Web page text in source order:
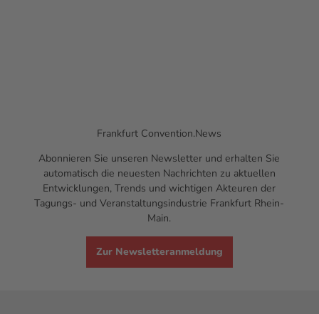
Frankfurt Convention.News
Abonnieren Sie unseren Newsletter und erhalten Sie
automatisch die neuesten Nachrichten zu aktuellen
Entwicklungen,Trends und wichtigen Akteuren der
Tagungs- und Veranstaltungsindustrie Frankfurt Rhein-
Main.
Zur Newsletteranmeldung